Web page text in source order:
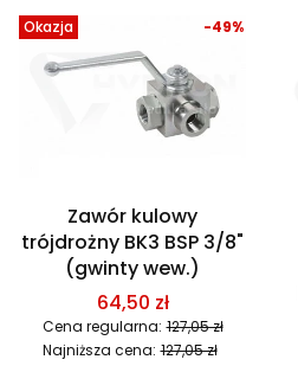
Okazja
Zawór kulowy
trójdrożny BK3 BSP 3/8"
(gwinty wew.)
64,50 zł
Cena regularna: 127,05 zł
-49%
Najniższa cena: 127,05 zł